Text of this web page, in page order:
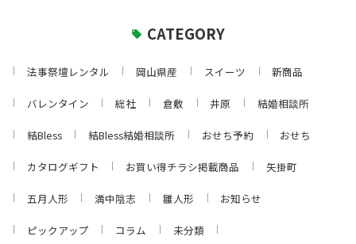
CATEGORY
法事祭壇レンタル 岡山県産 スイーツ 新商品
バレンタイン 総社 倉敷 井原 結婚相談所
結Bless 結Bless結婚相談所 おせち予約 おせち
カタログギフト お買い得チラシ掲載商品 矢掛町
五月人形 満中陰志 雛人形 お知らせ
ピックアップ コラム 未分類